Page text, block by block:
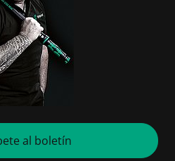
al boletín